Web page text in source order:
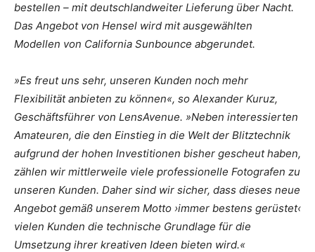
bestellen – mit deutschlandweiter Lieferung über Nacht.
Das Angebot von Hensel wird mit ausgewählten
Modellen von California Sunbounce abgerundet.
»Es freut uns sehr, unseren Kunden noch mehr
Flexibilität anbieten zu können«, so Alexander Kuruz,
Geschäftsführer von LensAvenue. »Neben interessierten
Amateuren, die den Einstieg in die Welt der Blitztechnik
aufgrund der hohen Investitionen bisher gescheut haben,
zählen wir mittlerweile viele professionelle Fotografen zu
unseren Kunden. Daher sind wir sicher, dass dieses neue
Angebot gemäß unserem Motto ›immer bestens gerüstet‹
vielen Kunden die technische Grundlage für die
Umsetzung ihrer kreativen Ideen bieten wird.«